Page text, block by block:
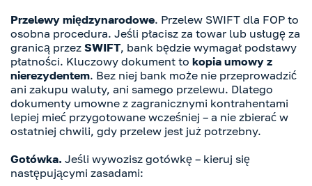
Przelewy międzynarodowe. Przelew SWIFT dla FOP to
osobna procedura. Jeśli płacisz za towar lub usługę za
granicą przez SWIFT, bank będzie wymagał podstawy
płatności. Kluczowy dokument to kopia umowy z
nierezydentem. Bez niej bank może nie przeprowadzić
ani zakupu waluty, ani samego przelewu. Dlatego
dokumenty umowne z zagranicznymi kontrahentami
lepiej mieć przygotowane wcześniej – a nie zbierać w
ostatniej chwili, gdy przelew jest już potrzebny.
Gotówka. Jeśli wywozisz gotówkę – kieruj się
następującymi zasadami: